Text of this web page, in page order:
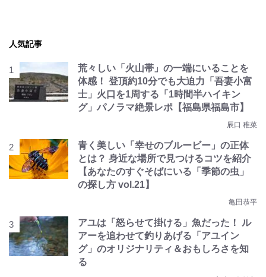
人気記事
荒々しい「火山帯」の一端にいることを
体感！ 登頂約10分でも大迫力「吾妻小富
士」火口を1周する「1時間半ハイキン
グ」パノラマ絶景レポ【福島県福島市】
辰口 稚菜
青く美しい「幸せのブルービー」の正体
とは？ 身近な場所で見つけるコツを紹介
【あなたのすぐそばにいる「季節の虫」
の探し方 vol.21】
亀田恭平
アユは「怒らせて掛ける」魚だった！ ル
アーを追わせて釣りあげる「アユイン
グ」のオリジナリティ＆おもしろさを知
る